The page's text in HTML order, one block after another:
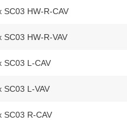
SC03 HW-R-CAV
SC03 HW-R-VAV
SC03 L-CAV
SC03 L-VAV
SC03 R-CAV